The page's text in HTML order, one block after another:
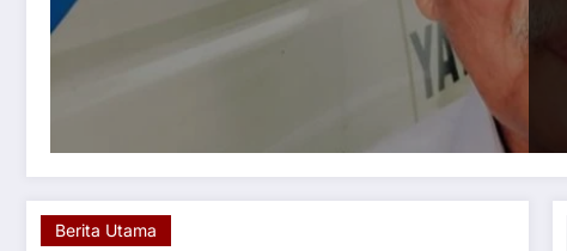
Berita Utama